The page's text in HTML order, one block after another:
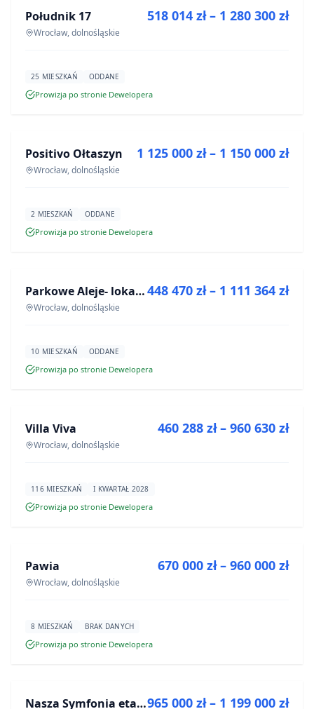
INWESTYCJA
Południk 17
Wrocław, dolnośląskie
518 014 zł – 1 280 300 zł
25 MIESZKAŃ ODDANE
Prowizja po stronie Dewelopera
INWESTYCJA
Positivo Ołtaszyn
Wrocław, dolnośląskie
1 125 000 zł – 1 150 000 zł
2 MIESZKAŃ ODDANE
Prowizja po stronie Dewelopera
INWESTYCJA Parkowe Aleje- lokale usługowe
Wrocław, dolnośląskie
448 470 zł – 1 111 364 zł
10 MIESZKAŃ ODDANE
Prowizja po stronie Dewelopera
INWESTYCJA
Villa Viva
Wrocław, dolnośląskie
460 288 zł – 960 630 zł
116 MIESZKAŃ I KWARTAŁ 2028
Prowizja po stronie Dewelopera
INWESTYCJA
Pawia
Wrocław, dolnośląskie
670 000 zł – 960 000 zł
8 MIESZKAŃ BRAK DANYCH
Prowizja po stronie Dewelopera
INWESTYCJA Nasza Symfonia etap III965 000 zł – 1 199 000 zł